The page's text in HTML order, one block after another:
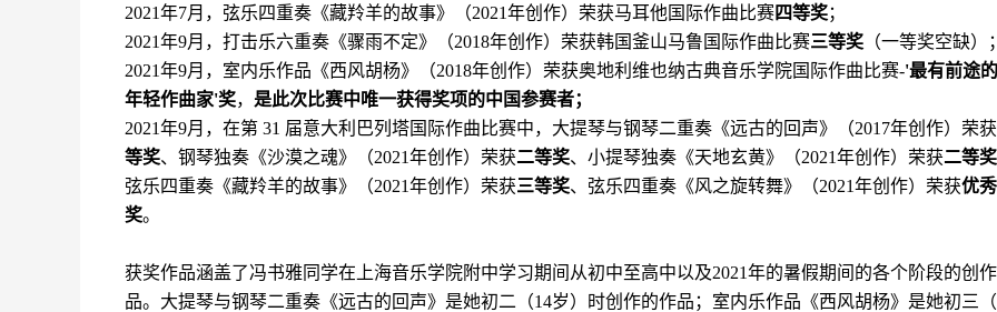
2021年7月，弦乐四重奏《藏羚羊的故事》（2021年创作）荣获马耳他国际作曲比赛四等奖；
2021年9月，打击乐六重奏《骤雨不定》（2018年创作）荣获韩国釜山马鲁国际作曲比赛三等奖 （一等奖空缺）；
2021年9月，室内乐作品《西风胡杨》（2018年创作）荣获奥地利维也纳古典音乐学院国际作曲比赛-'最有前途的
年轻作曲家'奖， 是此次比赛中唯一获得奖项的中国参赛者；
2021年9月，在第 31 届意大利巴列塔国际作曲比赛中，大提琴与钢琴二重奏《远古的回声》（2017年创作）荣获
等奖、钢琴独奏《沙漠之魂》（2021年创作）荣获二等奖、小提琴独奏《天地玄黄》（2021年创作）荣获二等奖
弦乐四重奏《藏羚羊的故事》（2021年创作）荣获三等奖、弦乐四重奏《风之旋转舞》（2021年创作）荣获优秀
奖。
获奖作品涵盖了冯书雅同学在上海音乐学院附中学习期间从初中至高中以及2021年的暑假期间的各个阶段的创
品。大提琴与钢琴二重奏《远古的回声》是她初二（14岁）时创作的作品；室内乐作品《西风胡杨》是她初三（